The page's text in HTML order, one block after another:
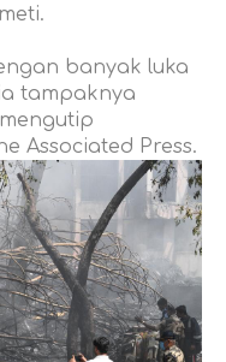
banyak luka
tampaknya
Associated Press.